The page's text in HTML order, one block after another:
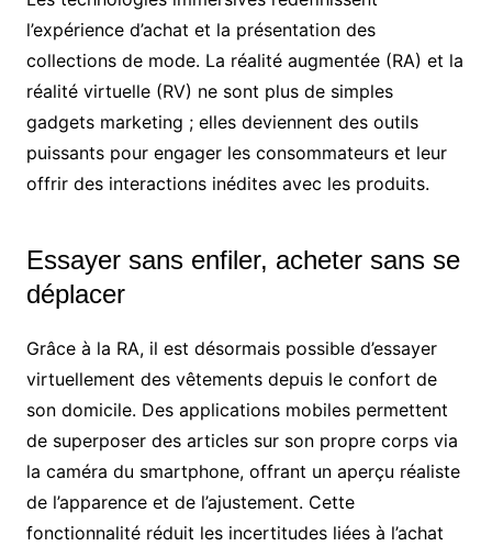
l’expérience d’achat et la présentation des
collections de mode. La réalité augmentée (RA) et la
réalité virtuelle (RV) ne sont plus de simples
gadgets marketing ; elles deviennent des outils
puissants pour engager les consommateurs et leur
offrir des interactions inédites avec les produits.
Essayer sans enfiler, acheter sans se
déplacer
Grâce à la RA, il est désormais possible d’essayer
virtuellement des vêtements depuis le confort de
son domicile. Des applications mobiles permettent
de superposer des articles sur son propre corps via
la caméra du smartphone, offrant un aperçu réaliste
de l’apparence et de l’ajustement. Cette
fonctionnalité réduit les incertitudes liées à l’achat